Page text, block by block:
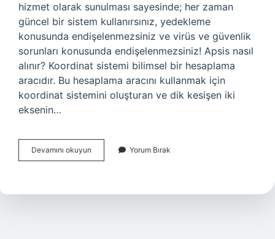
hizmet olarak sunulması sayesinde; her zaman
güncel bir sistem kullanırsınız, yedekleme
konusunda endişelenmezsiniz ve virüs ve güvenlik
sorunları konusunda endişelenmezsiniz! Apsis nasıl
alınır? Koordinat sistemi bilimsel bir hesaplama
aracıdır. Bu hesaplama aracını kullanmak için
koordinat sistemini oluşturan ve dik kesişen iki
eksenin…
Devamını okuyun
Ne
Yorum Bırak